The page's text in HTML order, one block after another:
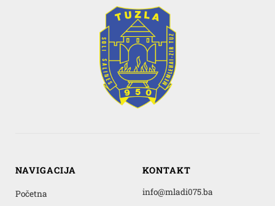
NAVIGACIJA
Početna
KONTAKT
info@mladi075.ba